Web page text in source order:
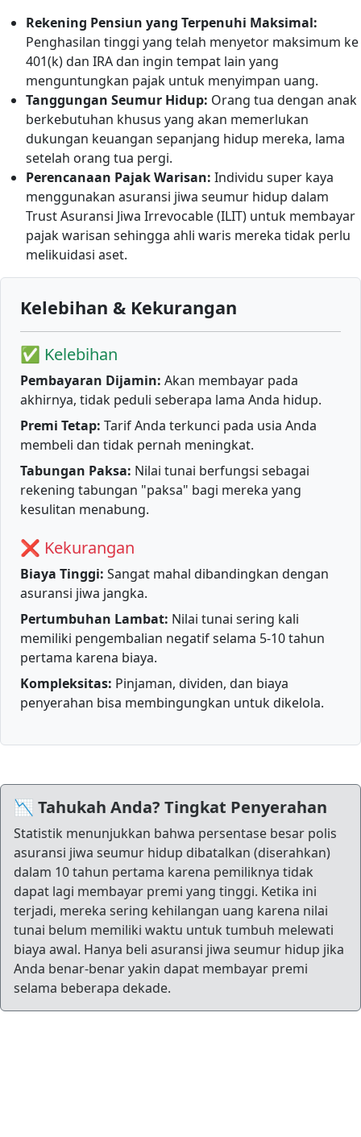
Rekening Pensiun yang Terpenuhi Maksimal:
Penghasilan tinggi yang telah menyetor maksimum ke
401(k) dan IRA dan ingin tempat lain yang
menguntungkan pajak untuk menyimpan uang.
Tanggungan Seumur Hidup: Orang tua dengan anak
berkebutuhan khusus yang akan memerlukan
dukungan keuangan sepanjang hidup mereka, lama
setelah orang tua pergi.
Perencanaan Pajak Warisan: Individu super kaya
menggunakan asuransi jiwa seumur hidup dalam
Trust Asuransi Jiwa Irrevocable (ILIT) untuk membayar
pajak warisan sehingga ahli waris mereka tidak perlu
melikuidasi aset.
Kelebihan & Kekurangan
✅ Kelebihan
Pembayaran Dijamin: Akan membayar pada
akhirnya, tidak peduli seberapa lama Anda hidup.
Premi Tetap: Tarif Anda terkunci pada usia Anda
membeli dan tidak pernah meningkat.
Tabungan Paksa: Nilai tunai berfungsi sebagai
rekening tabungan "paksa" bagi mereka yang
kesulitan menabung.
❌ Kekurangan
Biaya Tinggi: Sangat mahal dibandingkan dengan
asuransi jiwa jangka.
Pertumbuhan Lambat: Nilai tunai sering kali
memiliki pengembalian negatif selama 5-10 tahun
pertama karena biaya.
Kompleksitas: Pinjaman, dividen, dan biaya
penyerahan bisa membingungkan untuk dikelola.
📉 Tahukah Anda? Tingkat Penyerahan
Statistik menunjukkan bahwa persentase besar polis
asuransi jiwa seumur hidup dibatalkan (diserahkan)
dalam 10 tahun pertama karena pemiliknya tidak
dapat lagi membayar premi yang tinggi. Ketika ini
terjadi, mereka sering kehilangan uang karena nilai
tunai belum memiliki waktu untuk tumbuh melewati
biaya awal. Hanya beli asuransi jiwa seumur hidup jika
Anda benar-benar yakin dapat membayar premi
selama beberapa dekade.